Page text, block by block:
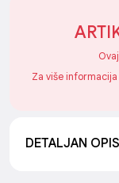
Za više
DETALJAN OPIS